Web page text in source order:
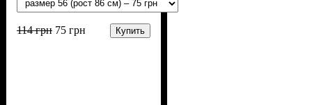
114грн 75 грн Купить